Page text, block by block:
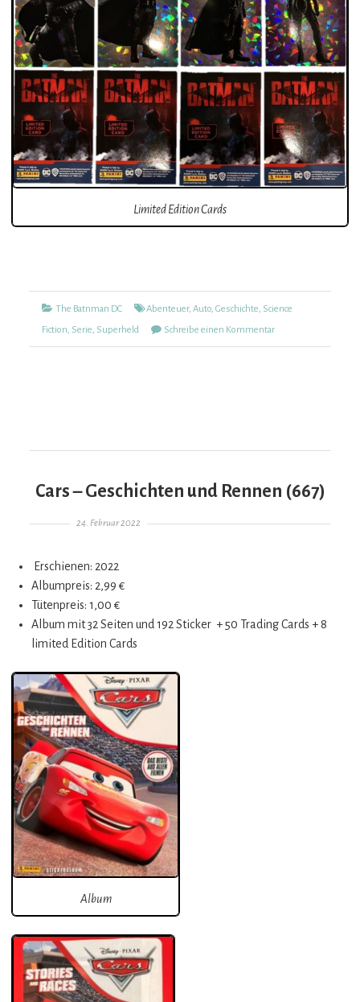
Limited Edition Cards
Kategorien
The Batnman DC TagsAbenteuer,Auto,Geschichte, Science
Fiction, Serie, Superheld Schreibe einen Kommentarzu
The
Cars – Geschichten und Rennen (667)
Gepostet am
24. Februar 2022
Erschienen: 2022
Albumpreis: 2,99 €
Tütenpreis: 1,00 €
Album mit 32 Seiten und 192 Sticker + 50 Trading Cards + 8
limited Edition Cards
Album